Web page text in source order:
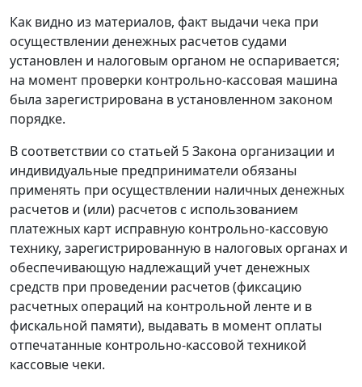
Как видно из материалов, факт выдачи чека при
осуществлении денежных расчетов судами
установлен и налоговым органом не оспаривается;
на момент проверки контрольно-кассовая машина
была зарегистрирована в установленном законом
порядке.
В соответствии со статьей 5Закона организации и
индивидуальные предприниматели обязаны
применять при осуществлении наличных денежных
расчетов и (или) расчетов с использованием
платежных карт исправную контрольно-кассовую
технику, зарегистрированную в налоговых органах и
обеспечивающую надлежащий учет денежных
средств при проведении расчетов (фиксацию
расчетных операций на контрольной ленте и в
фискальной памяти), выдавать в момент оплаты
отпечатанные контрольно-кассовой техникой
кассовые чеки.